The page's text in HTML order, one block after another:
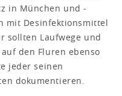
in München und
mit Desinfektionsmittel
sollten Laufwege und
den Fluren ebenso
jeder seinen
dokumentieren.